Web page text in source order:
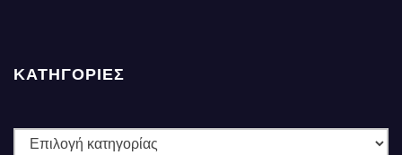
ΚΑΤΗΓΟΡΙΕΣ
ΚΑΤΗΓΟΡΙΕΣ